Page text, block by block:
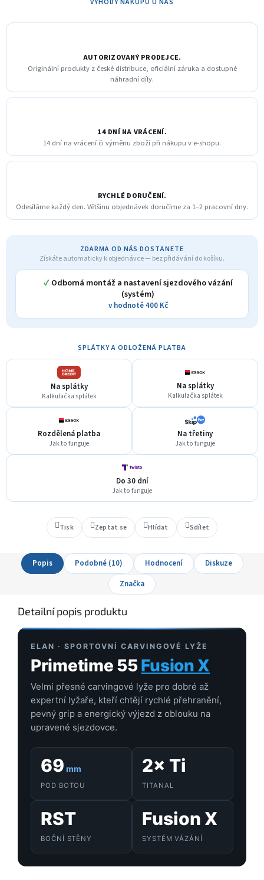
VÝHODY NÁKUPU U NÁS
AUTORIZOVANÝ PRODEJCE.
Originální produkty z české distribuce, oficiální záruka a dostupné
náhradní díly.
14 DNÍ NA VRÁCENÍ.
14 dní na vrácení či výměnu zboží při nákupu v e-shopu.
RYCHLÉ DORUČENÍ.
Odesíláme každý den. Většinu objednávek doručíme za 1–2 pracovní dny.
ZDARMA OD NÁS DOSTANETE
Získáte automaticky k objednávce — bez přidávání do košíku.
✓ Odborná montáž a nastavení sjezdového vázání
(systém)
v hodnotě 400 Kč
SPLÁTKY A ODLOŽENÁ PLATBA
Na splátky
Kalkulačka splátek
Na splátky
Kalkulačka splátek
Rozdělená platba
Jak to funguje
Na třetiny
Jak to funguje
Do 30 dní
Jak to funguje
Tisk Zeptat se Hlídat Sdílet
Popis Podobné (10) Hodnocení
Diskuze
Značka
Detailní popis produktu
ELAN · SPORTOVNÍ CARVINGOVÉ LYŽE
Primetime 55Fusion X
Velmi přesné carvingové lyže pro dobré až
expertní lyžaře, kteří chtějí rychlé přehranění,
pevný grip a energický výjezd z oblouku na
upravené sjezdovce.
69 mm
POD BOTOU
2× Ti
TITANAL
RST
BOČNÍ STĚNY
Fusion X
SYSTÉM VÁZÁNÍ